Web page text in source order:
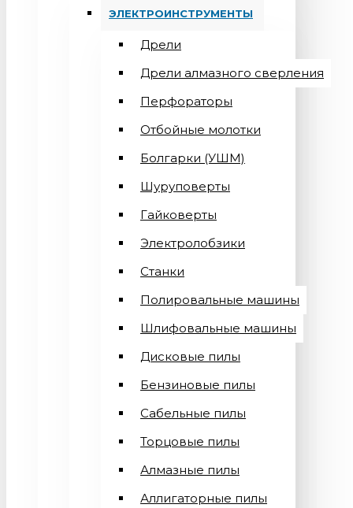
ЭЛЕКТРОИНСТРУМЕНТЫ
Дрели
Дрели алмазного сверления
Перфораторы
Отбойные молотки
Болгарки (УШМ)
Шуруповерты
Гайковерты
Электролобзики
Станки
Полировальные машины
Шлифовальные машины
Дисковые пилы
Бензиновые пилы
Сабельные пилы
Торцовые пилы
Алмазные пилы
Аллигаторные пилы